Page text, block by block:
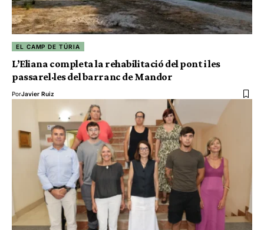
EL CAMP DE TÚRIA
L’Eliana completa la rehabilitació del pont i les
passarel·les del barranc de Mandor
PorJavier Ruiz